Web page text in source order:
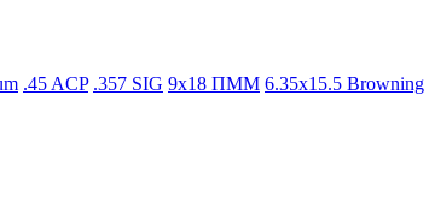
.45 ACP .357 SIG 9x18 ПММ 6.35x15.5 Browning